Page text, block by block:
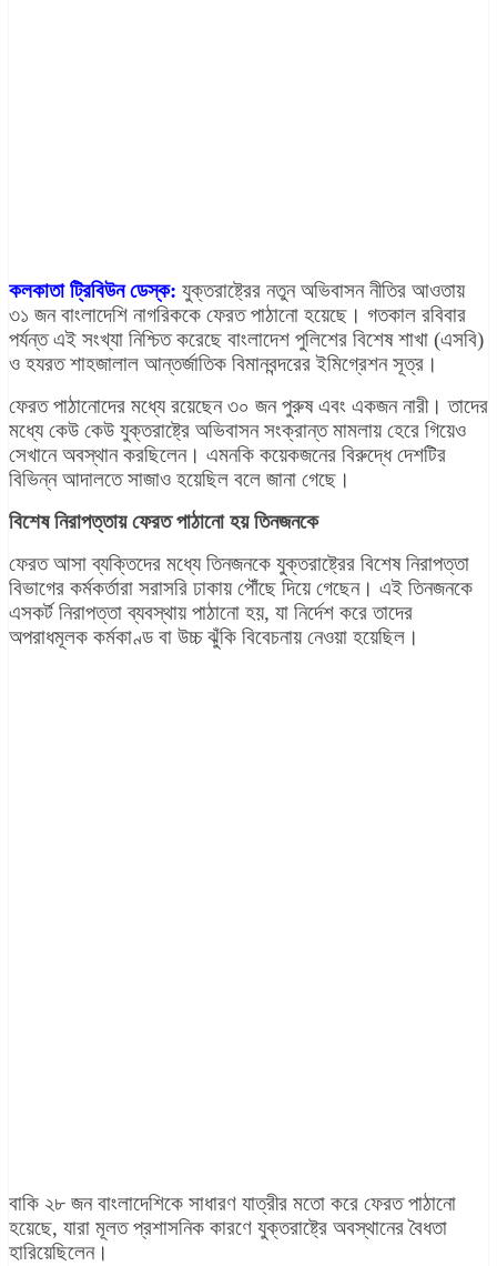
কলকাতা ট্রিবিউন ডেস্ক: যুক্তরাষ্ট্রের নতুন অভিবাসন নীতির আওতায়
৩১ জন বাংলাদেশি নাগরিককে ফেরত পাঠানো হয়েছে। গতকাল রবিবার
পর্যন্ত এই সংখ্যা নিশ্চিত করেছে বাংলাদেশ পুলিশের বিশেষ শাখা (এসবি)
ও হযরত শাহজালাল আন্তর্জাতিক বিমানবন্দরের ইমিগ্রেশন সূত্র।
ফেরত পাঠানোদের মধ্যে রয়েছেন ৩০ জন পুরুষ এবং একজন নারী। তাদের
মধ্যে কেউ কেউ যুক্তরাষ্ট্রে অভিবাসন সংক্রান্ত মামলায় হেরে গিয়েও
সেখানে অবস্থান করছিলেন। এমনকি কয়েকজনের বিরুদ্ধে দেশটির
বিভিন্ন আদালতে সাজাও হয়েছিল বলে জানা গেছে।
বিশেষ নিরাপত্তায় ফেরত পাঠানো হয় তিনজনকে
ফেরত আসা ব্যক্তিদের মধ্যে তিনজনকে যুক্তরাষ্ট্রের বিশেষ নিরাপত্তা
বিভাগের কর্মকর্তারা সরাসরি ঢাকায় পৌঁছে দিয়ে গেছেন। এই তিনজনকে
এসকর্ট নিরাপত্তা ব্যবস্থায় পাঠানো হয়, যা নির্দেশ করে তাদের
অপরাধমূলক কর্মকাণ্ড বা উচ্চ ঝুঁকি বিবেচনায় নেওয়া হয়েছিল।
বাকি ২৮ জন বাংলাদেশিকে সাধারণ যাত্রীর মতো করে ফেরত পাঠানো
হয়েছে, যারা মূলত প্রশাসনিক কারণে যুক্তরাষ্ট্রে অবস্থানের বৈধতা
হারিয়েছিলেন।